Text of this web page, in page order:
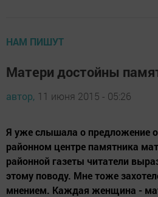
НАМ ПИШУТ
Матери достойны
автор, 11 июня 2015 - 05:26
Я уже слышала о предложение о
районном центре памятника
районной газеты читатели
этому поводу. Мне тоже
мнением. Каждая женщина -